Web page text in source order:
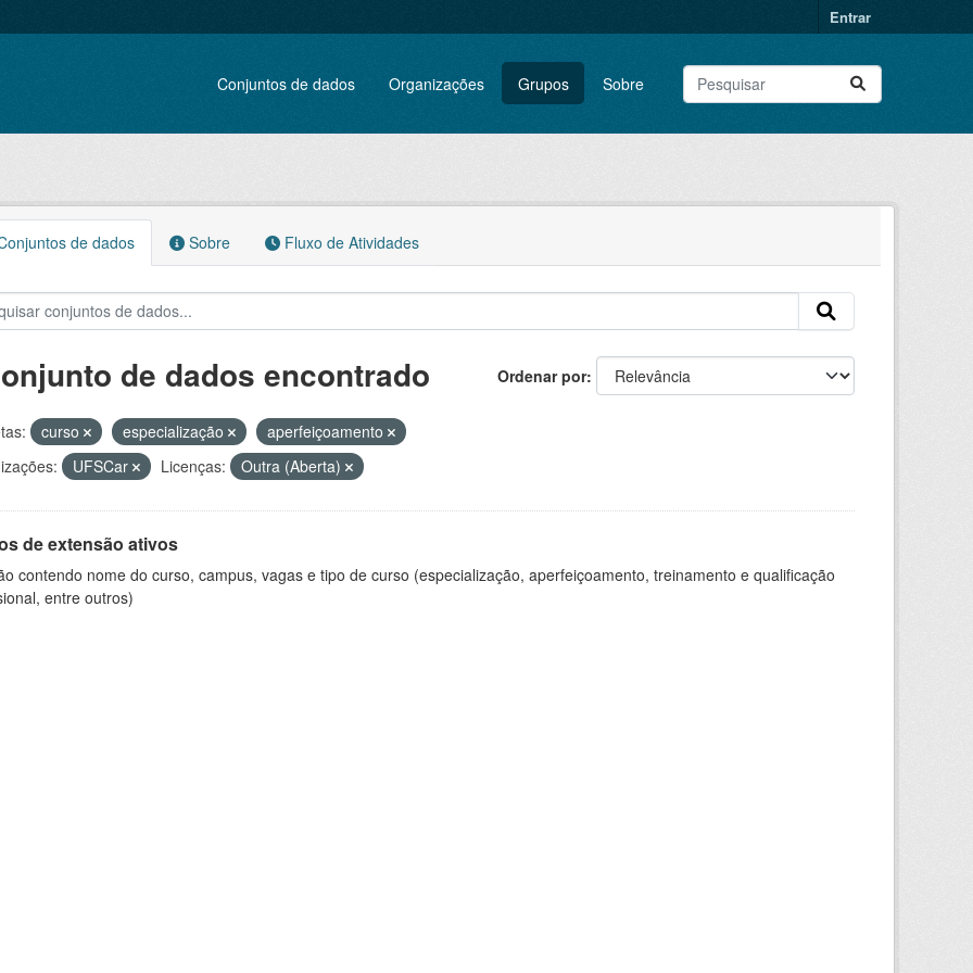
Entrar
Conjuntos de dados Organizações Grupos Sobre
de dados Sobre Fluxo de Atividades
Ordenar por
de dados encontrado
curso especialização
aperfeiçoamento
UFSCar Licenças: Outra (Aberta)
de extensão ativos
contendo nome do curso, campus, vagas e tipo de curso (especialização, aperfeiçoamento, treinamento e qualificação
entre outros)